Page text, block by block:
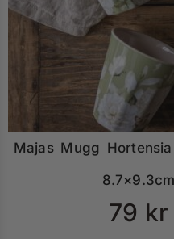
Majas Mugg
8.7×9.3cm
79 kr